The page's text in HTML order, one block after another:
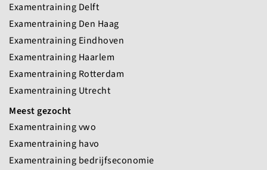
Examentraining Delft
Examentraining Den Haag
Examentraining Eindhoven
Examentraining Haarlem
Examentraining Rotterdam
Examentraining Utrecht
Meest gezocht
Examentraining vwo
Examentraining havo
Examentraining bedrijfseconomie